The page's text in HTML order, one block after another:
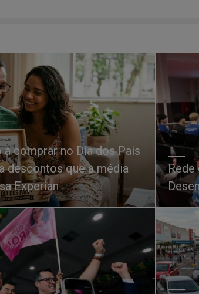
comprar no Dia dos Pais
descontos que a média
Experian
Rede